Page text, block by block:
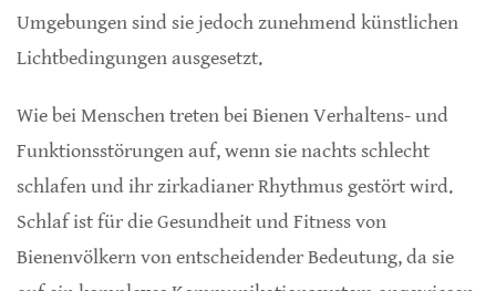
Umgebungen sind sie jedoch zunehmend künstlichen
Lichtbedingungen ausgesetzt.
Wie bei Menschen treten bei Bienen Verhaltens- und
Funktionsstörungen auf, wenn sie nachts schlecht
schlafen und ihr zirkadianer Rhythmus gestört wird.
Schlaf ist für die Gesundheit und Fitness von
Bienenvölkern von entscheidender Bedeutung, da sie